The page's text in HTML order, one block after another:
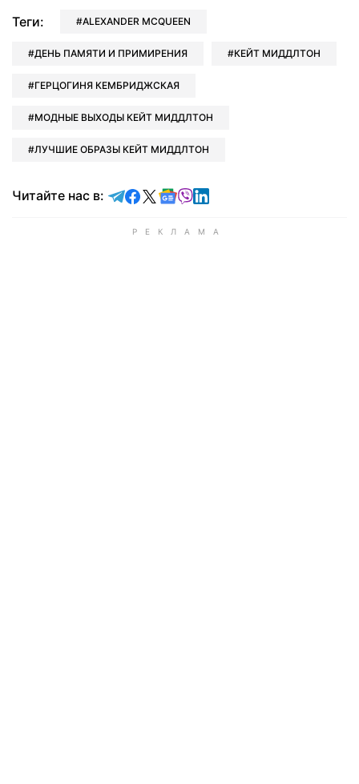
Теги: ALEXANDER MCQUEEN
ДЕНЬ ПАМЯТИ И ПРИМИРЕНИЯ КЕЙТ МИДДЛТОН
ГЕРЦОГИНЯ КЕМБРИДЖСКАЯ
МОДНЫЕ ВЫХОДЫ КЕЙТ МИДДЛТОН
ЛУЧШИЕ ОБРАЗЫ КЕЙТ МИДДЛТОН
Читайте нас в: Читайте в Telegram
Читайте в Facebook
Читайте в X
Читайте в Google news
Читайте в Viber
Читайте в LinkedIn